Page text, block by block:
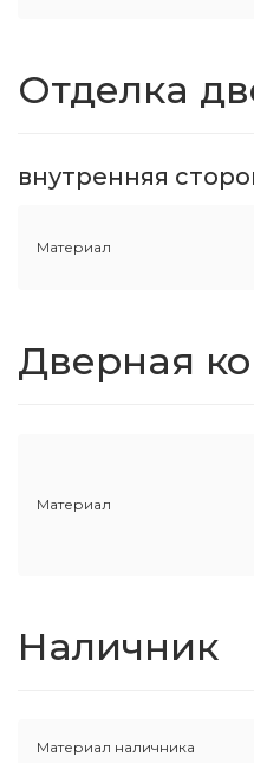
Отделка
внутренняя
Материал
Дверная
Материал
Наличник
Материал наличника